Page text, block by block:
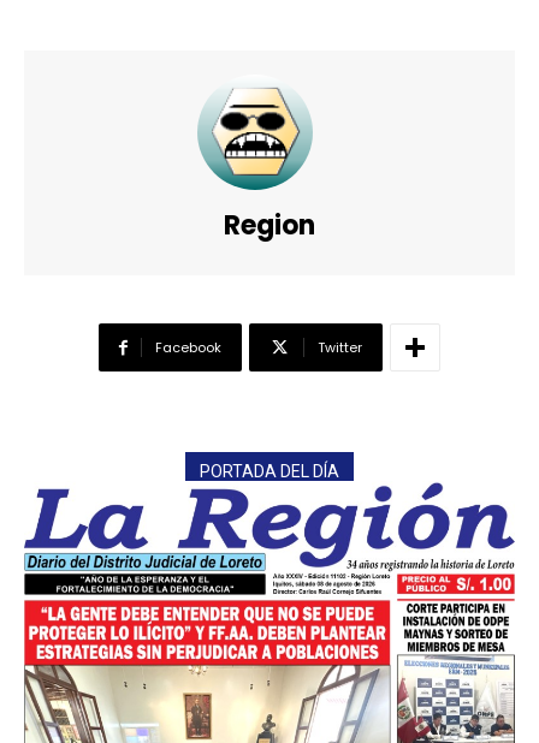
Region
Facebook Twitter
PORTADA DEL DÍA